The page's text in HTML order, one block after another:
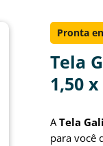
Pronta
Tela
1,50
ATela
para você